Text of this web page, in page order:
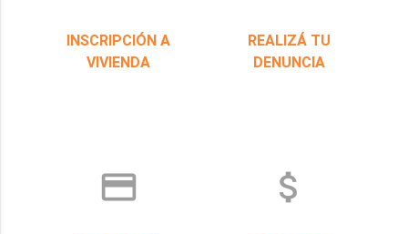
INSCRIPCIÓN A
VIVIENDA
REALIZÁ TU
DENUNCIA
credit_card attach_money